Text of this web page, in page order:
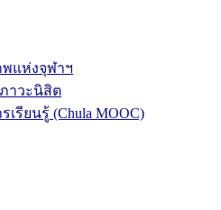
แห่งจุฬาฯ
าวะนิสิต
รียนรู้ (Chula MOOC)